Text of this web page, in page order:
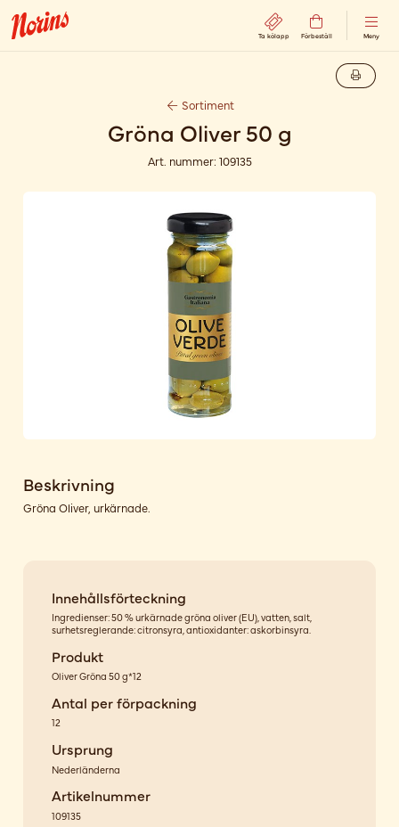
Ta kölapp Förbeställ Meny
Sortiment
Gröna Oliver 50 g
Art. nummer: 109135
Beskrivning
Gröna Oliver, urkärnade.
Innehållsförteckning
Ingredienser: 50 % urkärnade gröna oliver (EU), vatten, salt,
surhetsreglerande: citronsyra, antioxidanter: askorbinsyra.
Produkt
Oliver Gröna 50 g*12
Antal per förpackning
12
Ursprung
Nederländerna
Artikelnummer
109135